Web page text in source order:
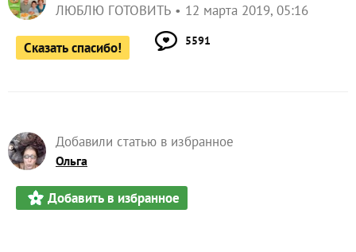
ЛЮБЛЮ ГОТОВИТЬ 12 марта 2019, 05:16
Сказать спасибо! 5591
Добавили статью в избранное
Ольга
Добавить в избранное